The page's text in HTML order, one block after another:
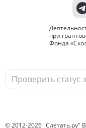
при
Фонда
© 2012-2026"Слетать.ру"